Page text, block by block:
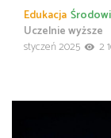
Edukacja
Uczelnie wyższe
styczeń 2025
2